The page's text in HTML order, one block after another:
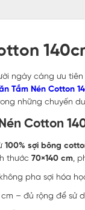
ngày càng ưu
Tắm Nén Cotton
những chuyến
Cotton
100% sợi bông
thước 70×140 cm,
pha sợi hóa
cm – đủ rộng để sử